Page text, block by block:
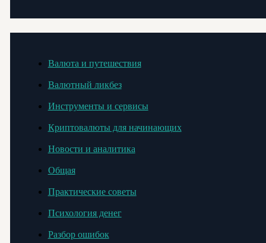
Валюта и путешествия
Валютный ликбез
Инструменты и сервисы
Криптовалюты для начинающих
Новости и аналитика
Общая
Практические советы
Психология денег
Разбор ошибок